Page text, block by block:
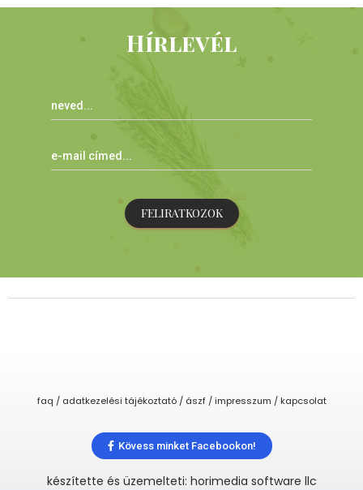
Hírlevél
FELIRATKOZOK
faq / adatkezelési tájékoztató / ászf / impresszum / kapcsolat
Kövess minket Facebookon!
készítette és üzemelteti: horimedia software llc